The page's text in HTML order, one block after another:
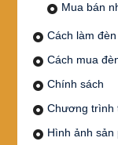
Mua bán
Cách làm
Cách mua
Chính sách
Chương trình
Hình ảnh sản